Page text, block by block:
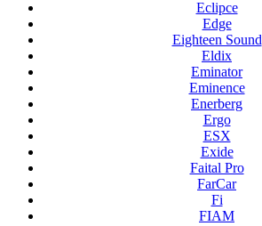
Eclipce
Edge
Eighteen Sound
Eldix
Eminator
Eminence
Enerberg
Ergo
ESX
Exide
Faital Pro
FarCar
Fi
FIAM